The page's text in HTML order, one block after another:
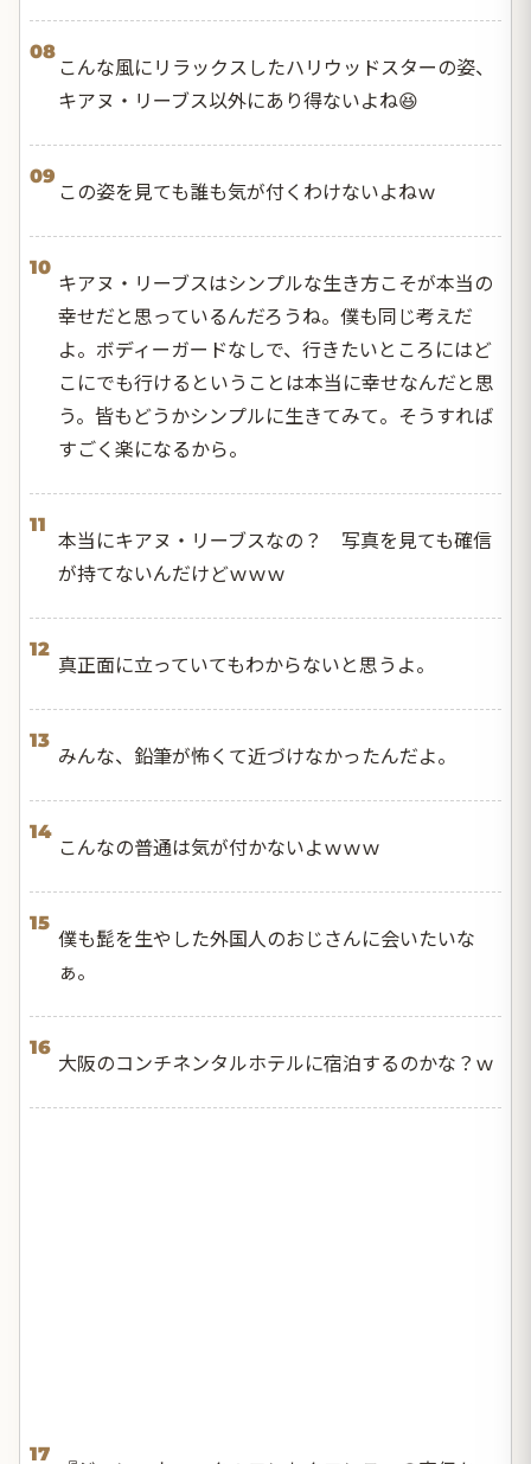
08
こんな風にリラックスしたハリウッドスターの姿、
キアヌ・リーブス以外にあり得ないよね😆
09
この姿を見ても誰も気が付くわけないよねｗ
10
キアヌ・リーブスはシンプルな生き方こそが本当の
幸せだと思っているんだろうね。僕も同じ考えだ
よ。ボディーガードなしで、行きたいところにはど
こにでも行けるということは本当に幸せなんだと思
う。皆もどうかシンプルに生きてみて。そうすれば
すごく楽になるから。
11
本当にキアヌ・リーブスなの？ 写真を見ても確信
が持てないんだけどｗｗｗ
12
真正面に立っていてもわからないと思うよ。
13
みんな、鉛筆が怖くて近づけなかったんだよ。
14
こんなの普通は気が付かないよｗｗｗ
15
僕も髭を生やした外国人のおじさんに会いたいな
ぁ。
16
大阪のコンチネンタルホテルに宿泊するのかな？ｗ
17